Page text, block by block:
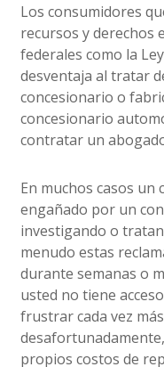
Los consumidores
recursos y derechos
federales como la
desventaja al tratar
concesionario o
concesionario
contratar un
En muchos casos
engañado por un
investigando o
menudo estas
durante semanas o
usted no tiene
frustrar cada vez
propios costos de